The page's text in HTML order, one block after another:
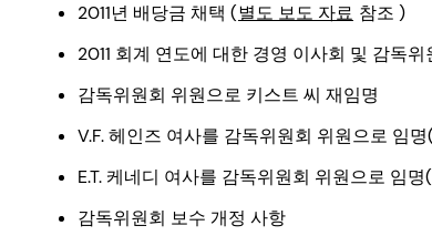
2011년 배당금 채택 (별도 보도 자료 참조 )
2011 회계 연도에 대한 경영 이사회 및 감독
감독위원회 위원으로 키스트 씨 재임명
V.F. 헤인즈 여사를 감독위원회 위원으로 임
E.T. 케네디 여사를 감독위원회 위원으로 임
감독위원회 보수 개정 사항